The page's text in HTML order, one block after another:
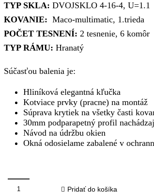
216,97€.88,90€.
TYP SKLA: DVOJSKLO 4-16-4, U=1.1
KOVANIE: Maco-multimatic, 1.trieda
POČET TESNENÍ: 2 tesnenie, 6 komôr
TYP RÁMU: Hranatý
Súčasťou balenia je:
Hliníková elegantná kľučka
Kotviace prvky (pracne) na montáž
Súprava krytiek na všetky časti
30mm podparapetný profil
Návod na údržbu okien
Okná odosielame zabalené v
množstvo Pridať do košíka